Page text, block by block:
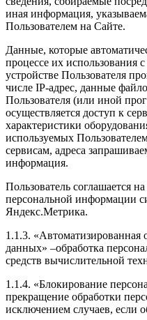
иная информация,
Пользователем на Сайте.
Данные, которые
процессе их использования
устройстве Пользователя
числе IP-адрес, данные
Пользователя (или иной
осуществляется доступ к
характеристики
используемых
сервисам, адреса
информация.
Пользователь соглашается
персональной информации
Яндекс.Метрика.
1.1.3. «Автоматизированная
данных» –обработка
средств вычислительной
1.1.4. «Блокирование
прекращение обработки
исключением случаев, если